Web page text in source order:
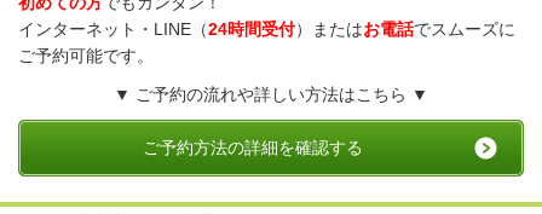
インターネット・LINE（24時間受付）またはお電話でスムーズに
ご予約可能です。
▼ ご予約の流れや詳しい方法はこちら ▼
ご予約方法の詳細を確認する